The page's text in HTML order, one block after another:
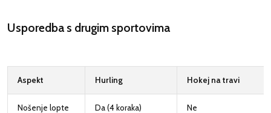
Usporedba s drugim sportovima
Aspekt Hurling Hokej na travi
Nošenje lopte Da (4 koraka) Ne